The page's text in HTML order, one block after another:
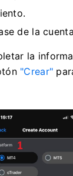
de la
la
"Crear"